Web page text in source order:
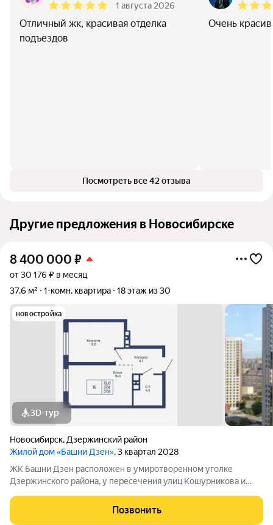
1 августа 2026
Отличный жк, красивая отделка
подъездов
Очень
Посмотреть все 42 отзыва
Другие предложения в Новосибирске
8 400 000 ₽
от 30 176 ₽ в месяц
37,6 м²
1-комн. квартира 18 этаж из 30
новостройка
3D-тур
Новосибирск, Дзержинский район
Жилой дом «Башни Дзен», 3 квартал 2028
ЖК Башни Дзен расположен в умиротворенном уголке
Дзержинского района, у пересечения улиц Кошурникова и
автомобильного потока, а это значит меньше шума, меньше
пыли, больше покоя. При этом всё
Позвонить